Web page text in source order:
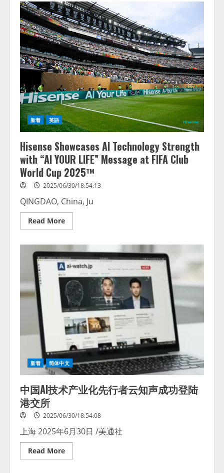
Showcases
AI
Technology
Strength
with
“AI
YOUR
LIFE”
Message
at
FIFA
Club
World
Cup
2025™
新着 英語
Hisense Showcases AI Technology Strength
with “AI YOUR LIFE” Message at FIFA Club
World Cup 2025™
2025/06/30/18:54:13
QINGDAO, China, Ju
Read MoreRead
more
AI
Technology
Strength
with
“AI
YOUR
LIFE”
Message
at
FIFA
Club
World
Cup
2025™
新着 简体中文
中国AI技术产业化先行者云知声成功登陆
港交所
2025/06/30/18:54:08
上海 2025年6月30日 /美通社
Read MoreRead
more